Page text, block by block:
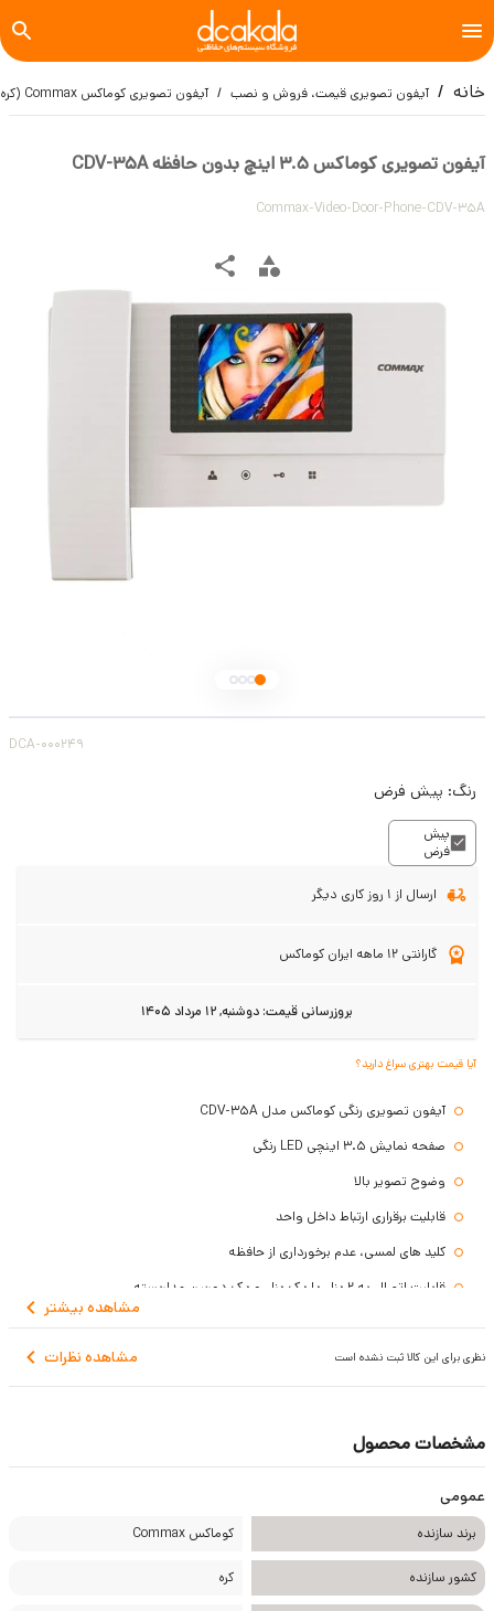
خانه آیفون تصویری قیمت، فروش و نصب آیفون تصویری کوماکس Commax (کره ای)
آیفون تصویری کوماکس 3.5 اینچ بدون حافظه CDV-35A
Commax-Video-Door-Phone-CDV-35A
DCA-000249
رنگ: پیش فرض
پیش
فرض
ارسال از 1 روز کاری دیگر
گارانتی 12 ماهه ایران کوماکس
بروزرسانی قیمت: دوشنبه, 12 مرداد 1405
آیا قیمت بهتری سراغ دارید؟
آیفون تصویری رنگی کوماکس مدل CDV-35A
صفحه نمایش 3.5 اینچی LED رنگی
وضوح تصویر بالا
قابلیت برقراری ارتباط داخل واحد
کلید های لمسی، عدم برخورداری از حافظه
قابلیت اتصال به 2 پنل یا یک پنل و یک دوربین مداربسته
مشاهده بیشتر
مشاهده نظرات نظری برای این کالا ثبت نشده است
مشخصات محصول
عمومی
برند سازنده کوماکس Commax
کشور سازنده کره